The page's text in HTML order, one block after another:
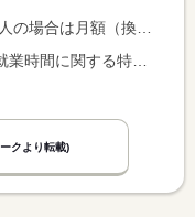
人の場合は時間額を表示しています。
クより転載)